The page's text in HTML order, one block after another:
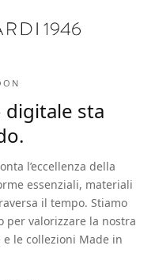
digitale sta
l’eccellenza della
essenziali, materiali
il tempo. Stiamo
per valorizzare la nostra
le collezioni Made in